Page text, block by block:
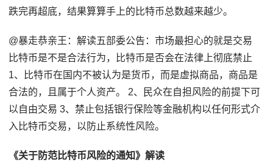
跌完再超底，结果算算手上的比特币总数越来越少。
@暴走恭亲王：解读五部委公告：市场最担心的就是交易
比特币是不是合法行为，比特币是否会在法律上彻底禁止
1、比特币在国内不被认为是货币，而是虚拟商品，商品是
合法的，且属于个人资产。 2、民众在自担风险的前提下可
以自由交易 3、禁止包括银行保险等金融机构以任何形式介
入比特币交易，以防止系统性风险。
《关于防范比特币风险的通知》解读